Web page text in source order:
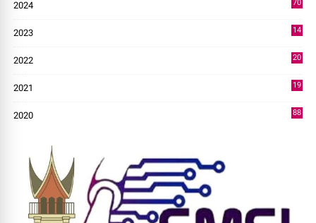
2024
70
2023
14
2022
20
2021
19
2020
88